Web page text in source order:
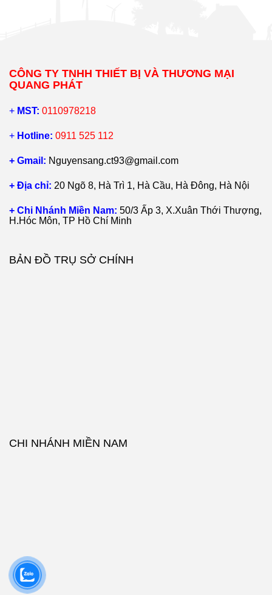
CÔNG TY TNHH THIẾT BỊ VÀ THƯƠNG MẠI
QUANG PHÁT
+ MST: 0110978218
+ Hotline: 0911 525 112
+ Gmail: Nguyensang.ct93@gmail.com
+ Địa chỉ: 20 Ngõ 8, Hà Trì 1, Hà Cầu, Hà Đông, Hà Nội
+ Chi Nhánh Miền Nam: 50/3 Ấp 3, X.Xuân Thới Thượng,
H.Hóc Môn, TP Hồ Chí Minh
BẢN ĐỒ TRỤ SỞ CHÍNH
CHI NHÁNH MIỀN NAM